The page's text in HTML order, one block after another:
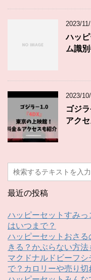
2023/
ハッ
ム識
2023/
ゴジ
アクセ
最近の投稿
ハッピーセットすみ
はいつまで？
ハッピーセットおさ
きる？かぶらない方法
マクドナルドビーフ
で？カロリーや売り